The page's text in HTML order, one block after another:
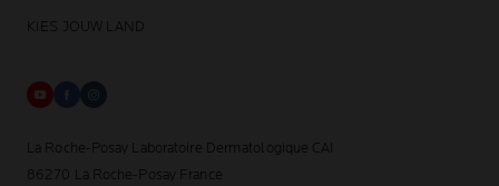
KIES JOUW LAND
La Roche-Posay Laboratoire Dermatologique CAI
86270 La Roche-Posay France